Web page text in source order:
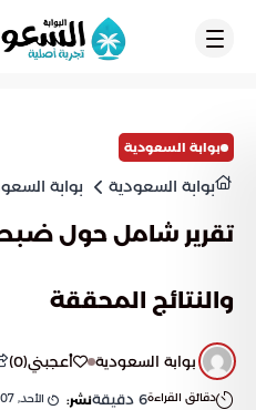
بوابة السعودية
بوابة السعودية بوابة
تقرير شامل حول
والنتائج المحققة
بوابة السعودية أعجبني(
0
)
دقائق القراءة6 دقيقةنشر: الأحد, 07 يونيو